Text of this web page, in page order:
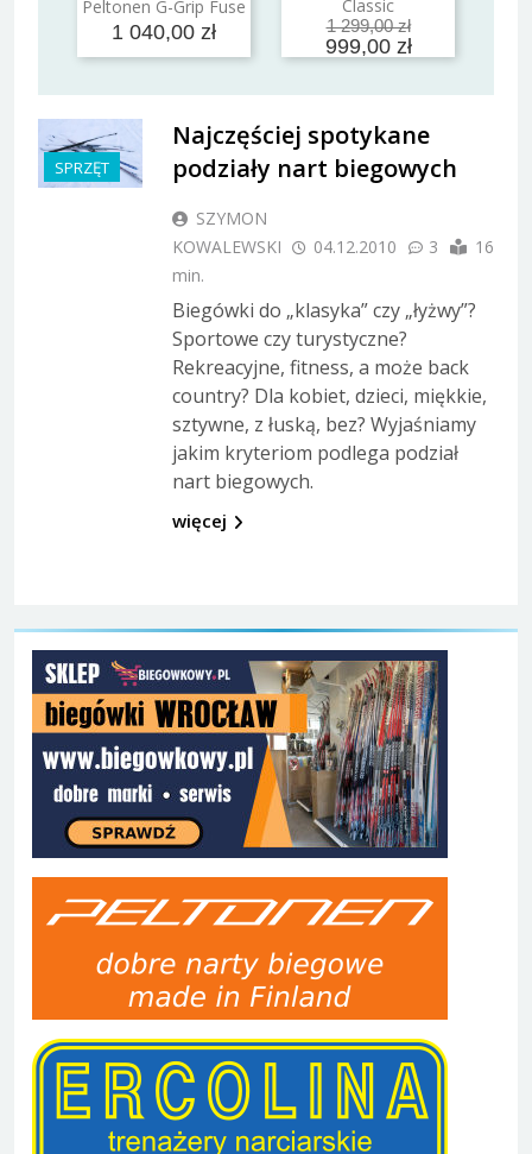
Peltonen G-Grip Fuse
1 040,00 zł
Classic
1 299,00 zł
999,00 zł
SPRZĘT
Najczęściej spotykane
podziały nart biegowych
SZYMON
KOWALEWSKI
04.12.2010 3
16
min.
Biegówki do „klasyka” czy „łyżwy”?
Sportowe czy turystyczne?
Rekreacyjne, fitness, a może back
country? Dla kobiet, dzieci, miękkie,
sztywne, z łuską, bez? Wyjaśniamy
jakim kryteriom podlega podział
nart biegowych.
więcej